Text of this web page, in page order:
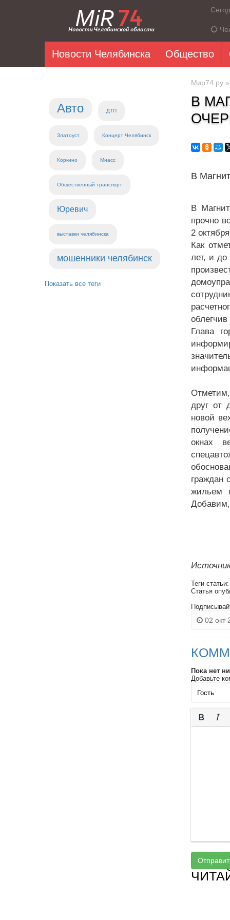
Новости Челябинска Общество
Авто ДТП
Златоуст Концерт Челябинск
Коркино Миасс
Общественный транспорт
Юревич
выставки челябинска
мошенники челябинск
Показать все теги
Мир74.ру »
В
В
В
прочно
2
Как
лет, и до
Глава
Отметим,
друг от
новой
окнах
граждан
жильем
Добавим,
Теги статьи:
Статья
02 окт
Пока нет
Добавьте